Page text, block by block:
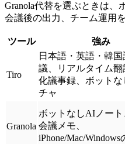
Granola代替を選ぶときは、
会議後の出力、チーム運用
ツール 強み
Tiro
日本語・英語・韓国
議、リアルタイム翻
化議事録、ボットな
チャ
Granola
ボットなしAIノー
会議メモ、
iPhone/Mac/Windows